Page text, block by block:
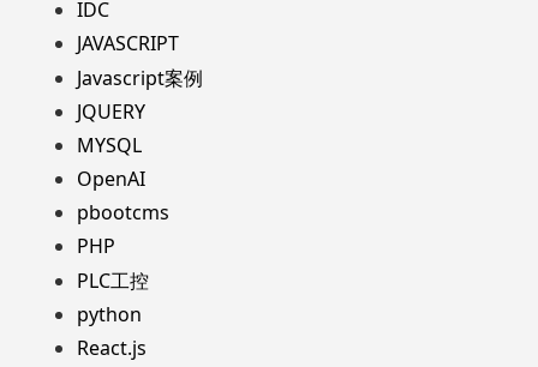
IDC
JAVASCRIPT
Javascript案例
JQUERY
MYSQL
OpenAI
pbootcms
PHP
PLC工控
python
React.js